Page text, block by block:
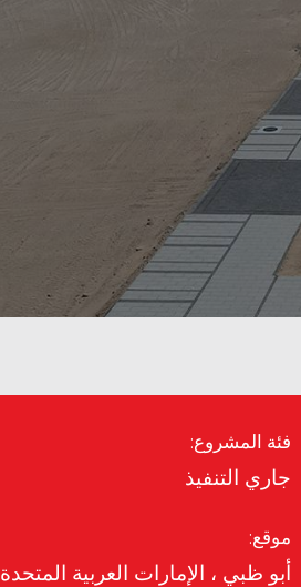
فئة المشروع:
جاري التنفيذ
موقع:
أبو ظبي ، الإمارات العربية المتحدة